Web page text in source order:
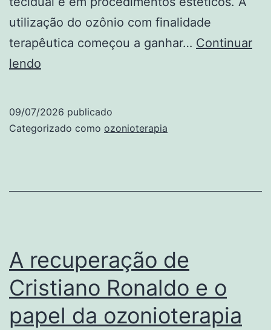
utilização do ozônio com finalidade
terapêutica começou a ganhar… Continuar
lendo
que
09/07/2026 publicado
Categorizado como ozonioterapia
A recuperação de
Cristiano Ronaldo e o
papel da ozonioterapia